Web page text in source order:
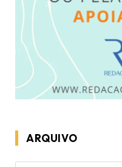
ARQUIVO